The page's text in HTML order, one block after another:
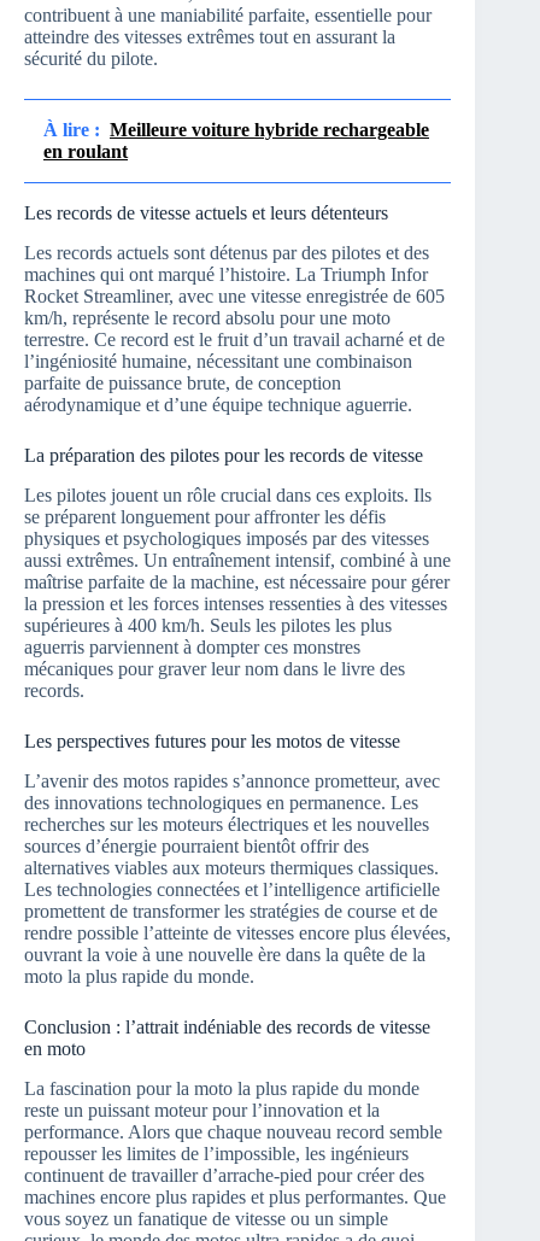
contribuent à une maniabilité parfaite, essentielle pour
atteindre des vitesses extrêmes tout en assurant la
sécurité du pilote.
À lire : Meilleure voiture hybride rechargeable
en roulant
Les records de vitesse actuels et leurs détenteurs
Les records actuels sont détenus par des pilotes et des
machines qui ont marqué l’histoire. La Triumph Infor
Rocket Streamliner, avec une vitesse enregistrée de 605
km/h, représente le record absolu pour une moto
terrestre. Ce record est le fruit d’un travail acharné et de
l’ingéniosité humaine, nécessitant une combinaison
parfaite de puissance brute, de conception
aérodynamique et d’une équipe technique aguerrie.
La préparation des pilotes pour les records de vitesse
Les pilotes jouent un rôle crucial dans ces exploits. Ils
se préparent longuement pour affronter les défis
physiques et psychologiques imposés par des vitesses
aussi extrêmes. Un entraînement intensif, combiné à une
maîtrise parfaite de la machine, est nécessaire pour gérer
la pression et les forces intenses ressenties à des vitesses
supérieures à 400 km/h. Seuls les pilotes les plus
aguerris parviennent à dompter ces monstres
mécaniques pour graver leur nom dans le livre des
records.
Les perspectives futures pour les motos de vitesse
L’avenir des motos rapides s’annonce prometteur, avec
des innovations technologiques en permanence. Les
recherches sur les moteurs électriques et les nouvelles
sources d’énergie pourraient bientôt offrir des
alternatives viables aux moteurs thermiques classiques.
Les technologies connectées et l’intelligence artificielle
promettent de transformer les stratégies de course et de
rendre possible l’atteinte de vitesses encore plus élevées,
ouvrant la voie à une nouvelle ère dans la quête de la
moto la plus rapide du monde.
Conclusion : l’attrait indéniable des records de vitesse
en moto
La fascination pour la moto la plus rapide du monde
reste un puissant moteur pour l’innovation et la
performance. Alors que chaque nouveau record semble
repousser les limites de l’impossible, les ingénieurs
continuent de travailler d’arrache-pied pour créer des
machines encore plus rapides et plus performantes. Que
vous soyez un fanatique de vitesse ou un simple